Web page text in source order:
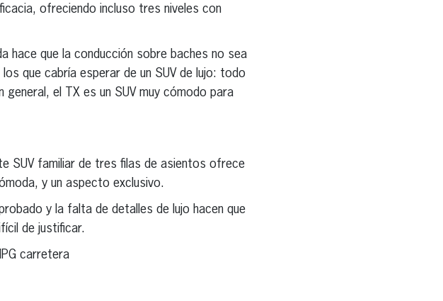
ofreciendo incluso tres niveles con
hace que la conducción sobre baches no sea
que cabría esperar de un SUV de lujo: todo
el TX es un SUV muy cómodo para
SUV familiar de tres filas de asientos ofrece
y un aspecto exclusivo.
y la falta de detalles de lujo hacen que
de justificar.
carretera